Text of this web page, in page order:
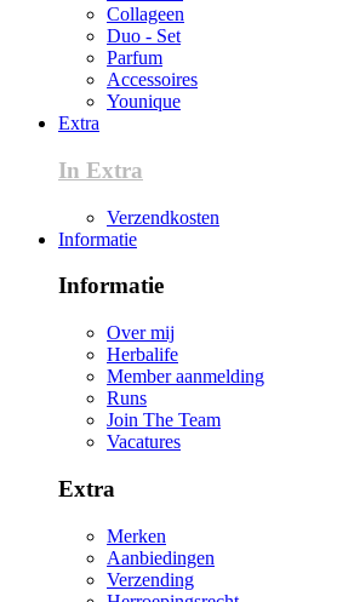
Collageen
Duo - Set
Parfum
Accessoires
Younique
Extra
In Extra
Verzendkosten
Informatie
Informatie
Over mij
Herbalife
Member aanmelding
Runs
Join The Team
Vacatures
Extra
Merken
Aanbiedingen
Verzending